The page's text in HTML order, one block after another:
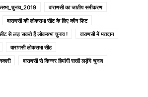
वाराणसी का जातीय समीकरण
वाराणसी की लोकसभा सीट के लिए कौन फिट
सीट से लड़ सकते हैं लोकसभा चुनाव !
वाराणसी में मतदान
वाराणसी लोकसभा सीट
वाराणसी से किन्नर हिमांगी सखी लड़ेंगे चुनाव